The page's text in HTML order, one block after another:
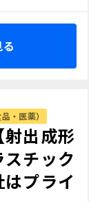
・医薬）
射出成形
チック
プライ